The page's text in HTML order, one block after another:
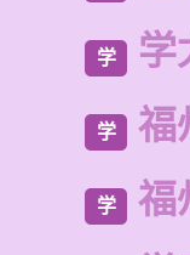
学 学
学 福
学 福